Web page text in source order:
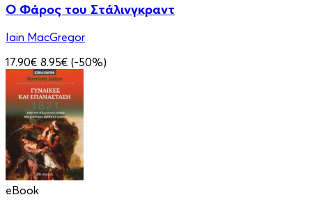
Ο Φάρος του Στάλινγκραντ
Iain MacGregor
17.90€ 8.95€ (-50%)
eBook